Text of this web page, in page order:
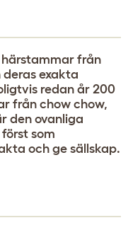
härstammar från
deras exakta
redan år 200
från chow chow,
den ovanliga
som
och ge sällskap.